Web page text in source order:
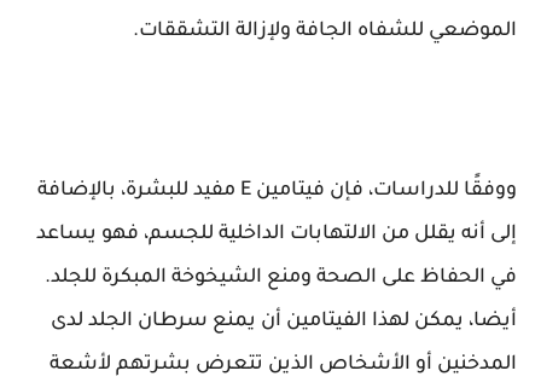
الموضعي للشفاه الجافة ولإزالة التشققات.
ووفقًا للدراسات، فإن فيتامين E مفيد للبشرة، بالإضافة
إلى أنه يقلل من الالتهابات الداخلية للجسم، فهو يساعد
في الحفاظ على الصحة ومنع الشيخوخة المبكرة للجلد.
أيضا، يمكن لهذا الفيتامين أن يمنع سرطان الجلد لدى
المدخنين أو الأشخاص الذين تتعرض بشرتهم لأشعة